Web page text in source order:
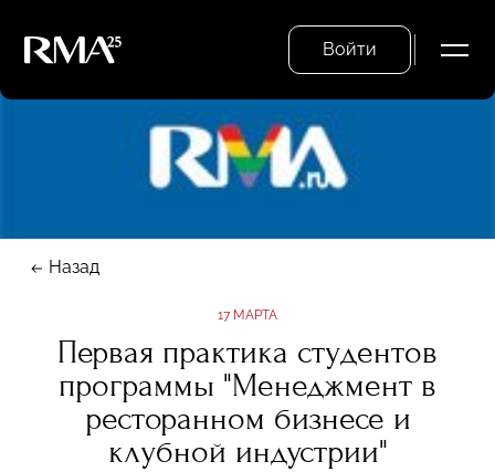
Войти
Назад
17 МАРТА
Первая практика студентов
программы "Менеджмент в
ресторанном бизнесе и
клубной индустрии"